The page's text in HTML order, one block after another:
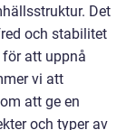
Det
och stabilitet
att uppnå
vi att
att ge en
och typer av